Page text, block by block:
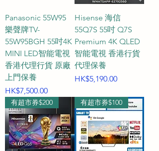
Panasonic 55W95
樂聲牌TV-
55W95BGH 55吋4K
MINI LED智能電視
香港代理行貨 原廠
上門保養
價格
HK$7,500.00
Hisense 海信
55Q7S 55吋 Q7S
Premium 4K QLED
智能電視 香港行貨
代理保養
價格
HK$5,190.00
有超市券$200 有超市券$100